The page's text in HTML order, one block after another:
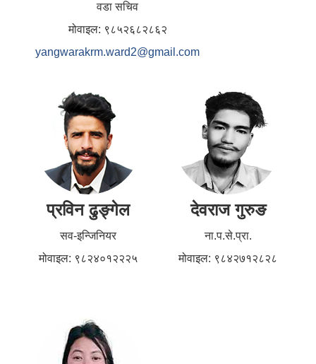
वडा सचिव
मोवाइल: ९८५२६८२८६२
yangwarakrm.ward2@gmail.com
प्रविन ढुङ्गेल
सव-इन्जिनियर
मोवाइल: ९८२४०१२२२५
देवराज गुरुङ
ना.प.से.प्रा.
मोवाइल: ९८४२७१२८२८